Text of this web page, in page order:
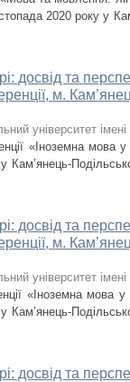
2020 року у
досвід та
м.
університет імені
«Іноземна мова
досвід та
м.
університет імені
«Іноземна мова
досвід та